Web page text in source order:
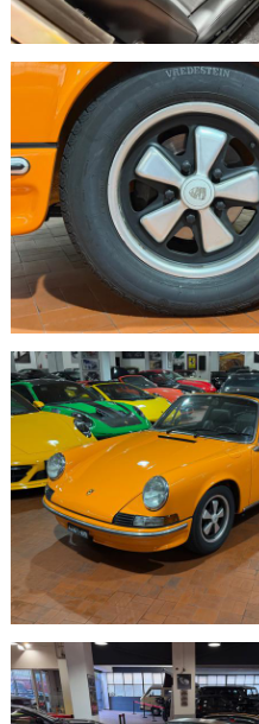
VISIONE E PROVA
OCCUPARCENE NOI,
E VI